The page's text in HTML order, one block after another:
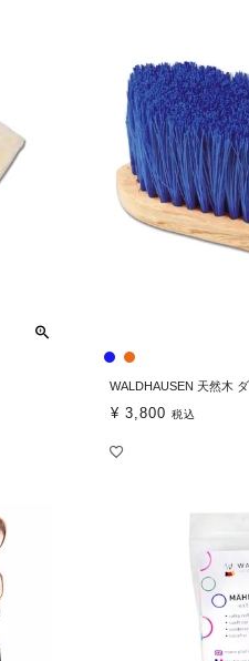
WALDHAUSEN 天然木
¥ 3,800 税込